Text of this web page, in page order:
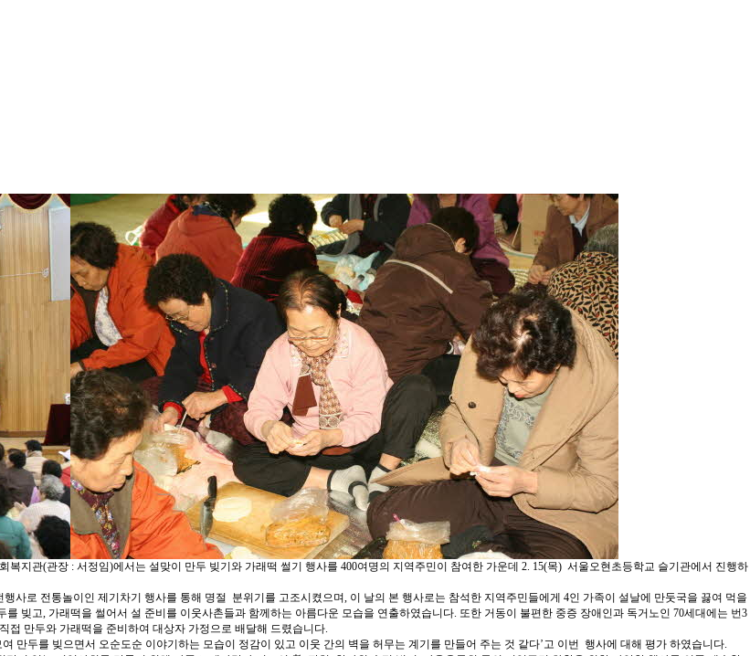
지관(관장 : 서정임)에서는 설맞이 만두 빚기와 가래떡 썰기 행사를 400여명의 지역주민이 참여한 가운데 2. 15(목) 서울오현초등학교 슬기관에서 진행하
사로 전통놀이인 제기차기 행사를 통해 명절 분위기를 고조시켰으며, 이 날의 본 행사로는 참석한 지역주민들에게 4인 가족이 설날에 만둣국을 끓여 먹을
빚고, 가래떡을 썰어서 설 준비를 이웃사촌들과 함께하는 아름다운 모습을 연출하였습니다. 또한 거동이 불편한 중증 장애인과 독거노인 70세대에는 번3
만두와 가래떡을 준비하여 대상자 가정으로 배달해 드렸습니다.
만두를 빚으면서 오순도순 이야기하는 모습이 정감이 있고 이웃 간의 벽을 허무는 계기를 만들어 주는 것 같다’고 이번 행사에 대해 평가 하였습니다.